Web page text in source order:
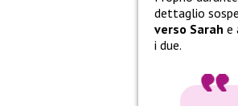
dettaglio
verso Sarah e
i due.